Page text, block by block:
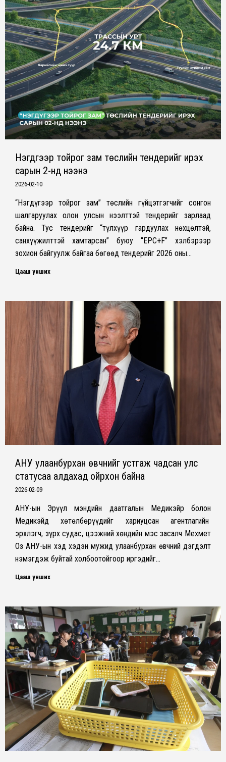
Нэгдүгээр тойрог зам төслийн тендерийг ирэх
сарын 2-нд нээнэ
2026-02-10
“Нэгдүгээр тойрог зам” төслийн гүйцэтгэгчийг сонгон
шалгаруулах олон улсын нээлттэй тендерийг зарлаад
байна. Тус тендерийг “түлхүүр гардуулах нөхцөлтэй,
санхүүжилттэй хамтарсан” буюу “EPC+F” хэлбэрээр
зохион байгуулж байгаа бөгөөд тендерийг 2026 оны…
Цааш унших
АНУ улаанбурхан өвчнийг устгаж чадсан улс
статусаа алдахад ойрхон байна
2026-02-09
АНУ-ын Эрүүл мэндийн даатгалын Медикэйр болон
Медикэйд хөтөлбөрүүдийг хариуцсан агентлагийн
эрхлэгч, зүрх судас, цээжний хөндийн мэс засалч Мехмет
Оз АНУ-ын хэд хэдэн мужид улаанбурхан өвчний дэгдэлт
нэмэгдэж буйтай холбоотойгоор иргэдийг…
Цааш унших